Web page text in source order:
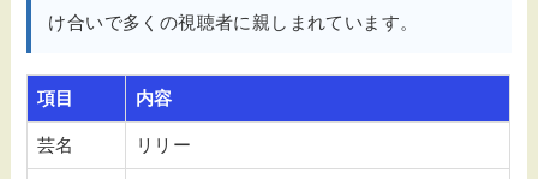
け合いで多くの視聴者に親しまれています。
項目 内容
芸名 リリー